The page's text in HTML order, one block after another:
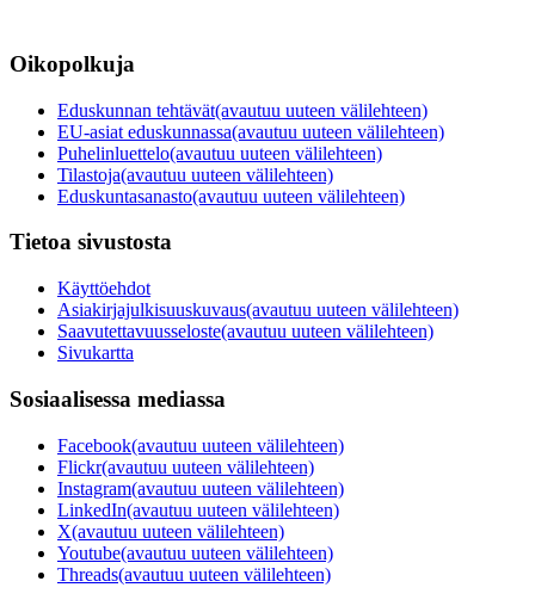
Oikopolkuja
Eduskunnan tehtävät(avautuu uuteen välilehteen)
EU-asiat eduskunnassa(avautuu uuteen välilehteen)
Puhelinluettelo(avautuu uuteen välilehteen)
Tilastoja(avautuu uuteen välilehteen)
Eduskuntasanasto(avautuu uuteen välilehteen)
Tietoa sivustosta
Käyttöehdot
Asiakirjajulkisuuskuvaus(avautuu uuteen välilehteen)
Saavutettavuusseloste(avautuu uuteen välilehteen)
Sivukartta
Sosiaalisessa mediassa
Facebook(avautuu uuteen välilehteen)
Flickr(avautuu uuteen välilehteen)
Instagram(avautuu uuteen välilehteen)
LinkedIn(avautuu uuteen välilehteen)
X(avautuu uuteen välilehteen)
Youtube(avautuu uuteen välilehteen)
Threads(avautuu uuteen välilehteen)